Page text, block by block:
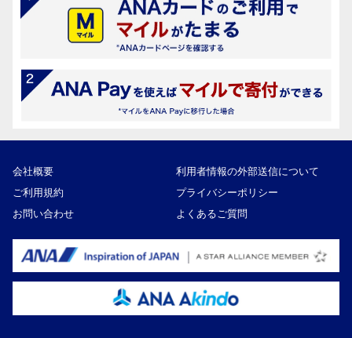
会社概要
利用者情報の外部送信について
ご利用規約
プライバシーポリシー
お問い合わせ
よくあるご質問